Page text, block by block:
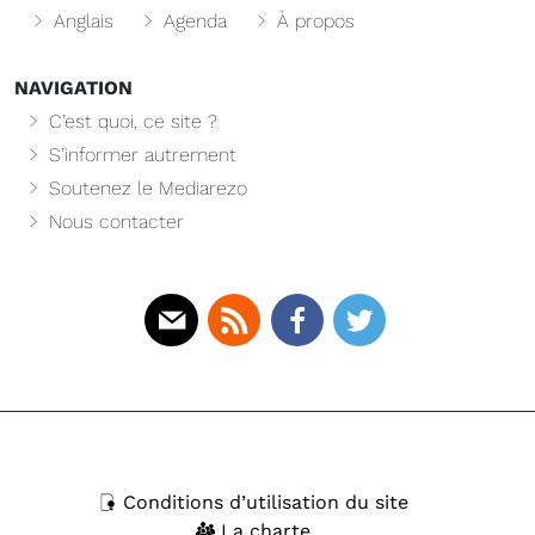
Anglais Agenda À propos
NAVIGATION
C’est quoi, ce site ?
S’informer autrement
Soutenez le Mediarezo
Nous contacter
Conditions d’utilisation du site